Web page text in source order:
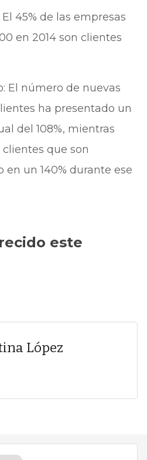
45% de las empresas
en 2014 son clientes
El número de nuevas
ha presentado un
del 108%, mientras
que son
en un 140% durante ese
este
López